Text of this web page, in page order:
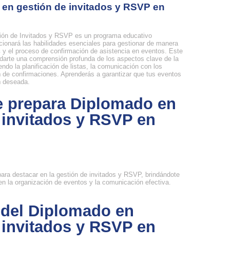
gestión de invitados y RSVP en
de Invitados y RSVP es un programa educativo
las habilidades esenciales para gestionar de manera
el proceso de confirmación de asistencia en eventos. Este
una comprensión profunda de los aspectos clave de la
la planificación de listas, la comunicación con los
confirmaciones. Aprenderás a garantizar que tus eventos
prepara Diplomado en
y RSVP en
destacar en la gestión de invitados y RSVP, brindándote
la organización de eventos y la comunicación efectiva.
Diplomado en
y RSVP en